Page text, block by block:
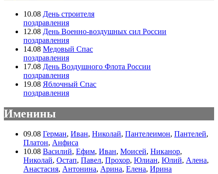
10.08 День строителя
поздравления
12.08 День Военно-воздушных сил России
поздравления
14.08 Медовый Спас
поздравления
17.08 День Воздушного Флота России
поздравления
19.08 Яблочный Спас
поздравления
Именины
09.08 Герман, Иван, Николай, Пантелеимон, Пантелей,
Платон, Анфиса
10.08 Василий, Ефим, Иван, Моисей, Никанор,
Николай, Остап, Павел, Прохор, Юлиан, Юлий, Алена,
Анастасия, Антонина, Арина, Елена, Ирина